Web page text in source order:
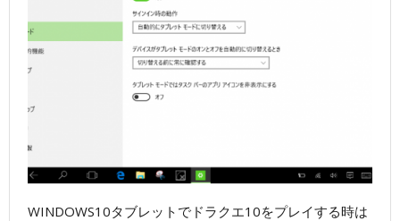
WINDOWS10タブレットでドラクエ10をプレイする時は